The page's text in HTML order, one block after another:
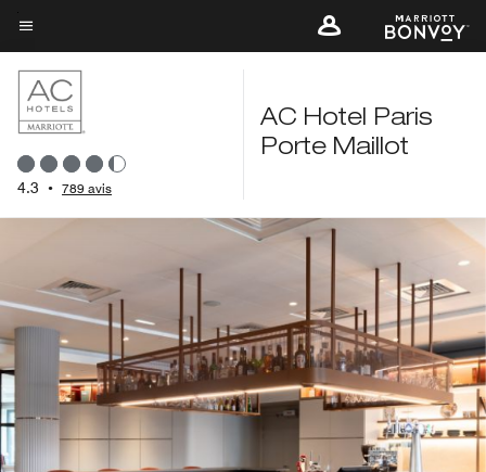
Skip
to
main
content
Texte du menu
4.3 • 789 avis
AC Hotel Paris
Porte Maillot